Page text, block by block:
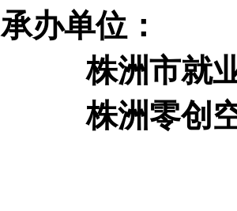
承办单位：
株洲市就
株洲零创